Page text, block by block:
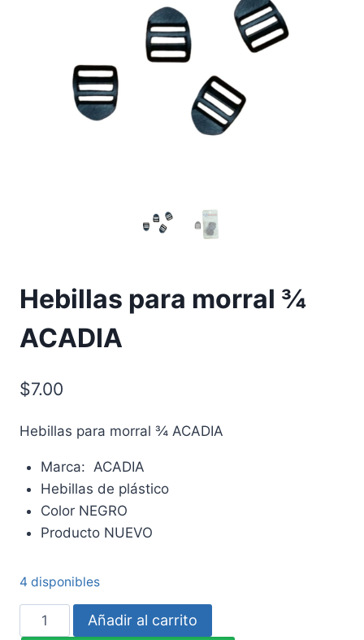
Hebillas para morral ¾
ACADIA
$7.00
Hebillas para morral ¾ ACADIA
Marca: ACADIA
Hebillas de plástico
Color NEGRO
Producto NUEVO
4 disponibles
Hebillas
para
Añadir al carrito